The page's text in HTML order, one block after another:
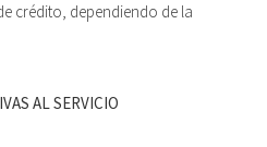
crédito, dependiendo de la
AL SERVICIO